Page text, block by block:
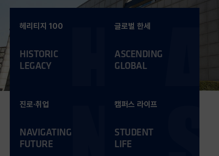
헤리티지 100
HISTORIC
LEGACY
글로벌 한세
ASCENDING
GLOBAL
진로·취업
NAVIGATING
FUTURE
캠퍼스 라이프
STUDENT
LIFE